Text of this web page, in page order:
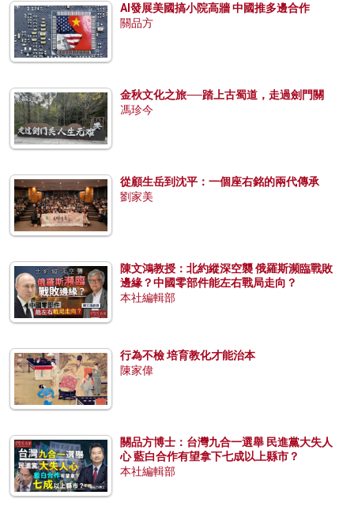
AI發展美國搞小院高牆 中國推多邊合作
關品方
金秋文化之旅──踏上古蜀道，走過劍門關
馮珍今
從顧生岳到沈平：一個座右銘的兩代傳承
劉家美
陳文鴻教授：北約縱深空襲 俄羅斯瀕臨戰敗
邊緣？中國零部件能左右戰局走向？
本社編輯部
行為不檢 培育教化才能治本
陳家偉
關品方博士：台灣九合一選舉 民進黨大失人
心 藍白合作有望拿下七成以上縣市？
本社編輯部